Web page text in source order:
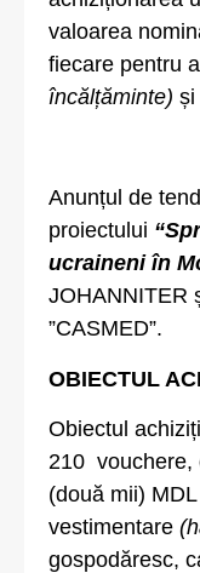
valoarea
fiecare pentru
încălțăminte) și
Anunțul de
proiectului
ucraineni în
JOHANNITER
”CASMED”.
OBIECTUL
Obiectul
210 vouchere,
(două mii)
vestimentare
gospodăresc,